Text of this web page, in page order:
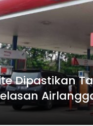
Dipastikan